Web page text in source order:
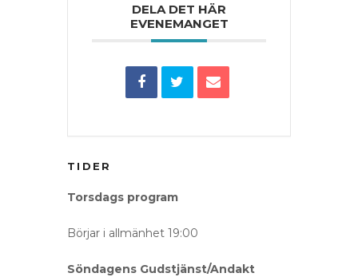
DELA DET HÄR
EVENEMANGET
TIDER
Torsdags program
Börjar i allmänhet 19:00
Söndagens Gudstjänst/Andakt